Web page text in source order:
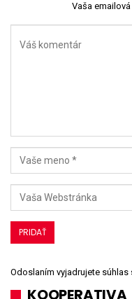
Vaša
Odoslaním vyjadrujete
KOOPERATIVA